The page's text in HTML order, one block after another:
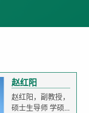
赵红阳
赵红阳，副教授，
硕士生导师 学硕...